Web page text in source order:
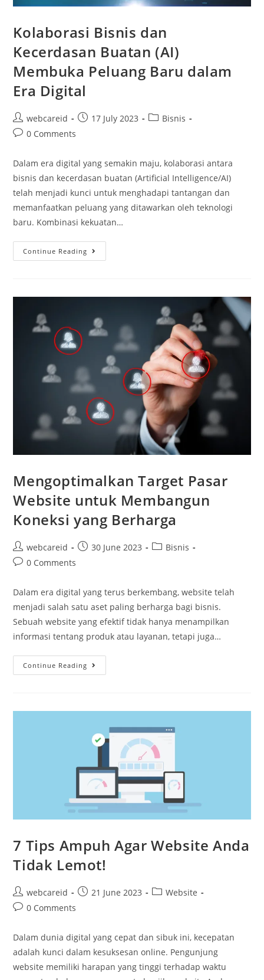
Kolaborasi Bisnis dan
Kecerdasan Buatan (AI)
Membuka Peluang Baru dalam
Era Digital
webcareid 17 July 2023
Bisnis
0 Comments
Dalam era digital yang semakin maju, kolaborasi antara
bisnis dan kecerdasan buatan (Artificial Intelligence/AI)
telah menjadi kunci untuk menghadapi tantangan dan
memanfaatkan peluang yang ditawarkan oleh teknologi
baru. Kombinasi kekuatan…
Continue Reading
Mengoptimalkan Target Pasar
Website untuk Membangun
Koneksi yang Berharga
webcareid 30 June 2023
Bisnis
0 Comments
Dalam era digital yang terus berkembang, website telah
menjadi salah satu aset paling berharga bagi bisnis.
Sebuah website yang efektif tidak hanya menampilkan
informasi tentang produk atau layanan, tetapi juga…
Continue Reading
7 Tips Ampuh Agar Website Anda
Tidak Lemot!
webcareid 21 June 2023
Website
0 Comments
Dalam dunia digital yang cepat dan sibuk ini, kecepatan
adalah kunci dalam kesuksesan online. Pengunjung
website memiliki harapan yang tinggi terhadap waktu